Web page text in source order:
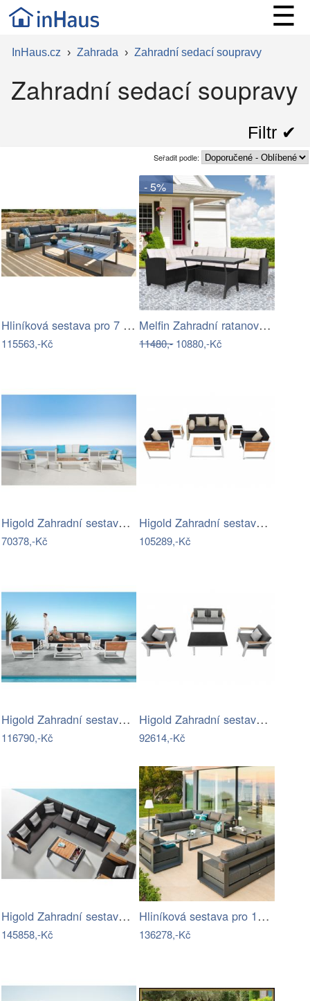
☰
InHaus.cz › Zahrada › Zahradní sedací soupravy
Zahradní sedací soupravy
Filtr ✔︎
Seřadit podle:
Hliníková sestava pro 7 osob MADRID …
115563,-Kč
- 5%
Melfin Zahradní ratanová sestava…
11480,-10880,-Kč
Higold Zahradní sestava HIGOLD - Nofi…
70378,-Kč
Higold Zahradní sestava HIGOLD - York…
105289,-Kč
Higold Zahradní sestava HIGOLD II -…
116790,-Kč
Higold Zahradní sestava HIGOLD Champion…
92614,-Kč
Higold Zahradní sestava HIGOLD - New…
145858,-Kč
Hliníková sestava pro 10 osob MADRID …
136278,-Kč